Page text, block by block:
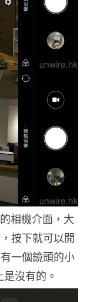
相機介面，大
按下就可以開
一個鏡頭的小
沒有的。